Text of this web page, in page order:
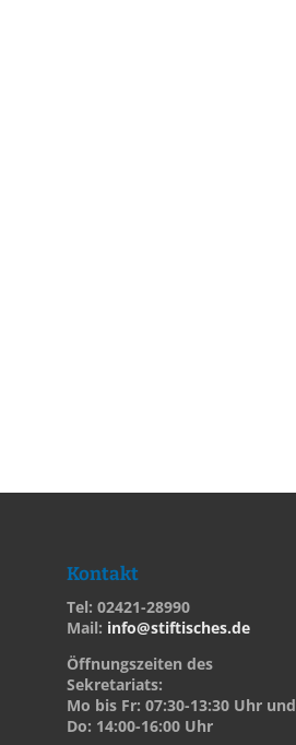
Kontakt
Tel: 02421-28990
Mail: info@stiftisches.de
Öffnungszeiten des
Sekretariats:
Mo bis Fr: 07:30-13:30 Uhr und
Do: 14:00-16:00 Uhr